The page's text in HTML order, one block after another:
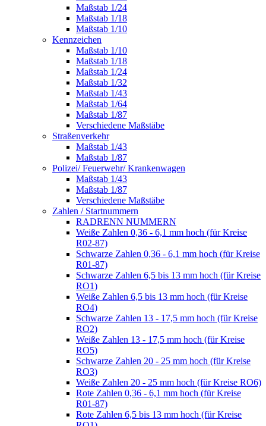
Maßstab 1/24
Maßstab 1/18
Maßstab 1/10
Kennzeichen
Maßstab 1/10
Maßstab 1/18
Maßstab 1/24
Maßstab 1/32
Maßstab 1/43
Maßstab 1/64
Maßstab 1/87
Verschiedene Maßstäbe
Straßenverkehr
Maßstab 1/43
Maßstab 1/87
Polizei/ Feuerwehr/ Krankenwagen
Maßstab 1/43
Maßstab 1/87
Verschiedene Maßstäbe
Zahlen / Startnummern
RADRENN NUMMERN
Weiße Zahlen 0,36 - 6,1 mm hoch (für Kreise
R02-87)
Schwarze Zahlen 0,36 - 6,1 mm hoch (für Kreise
R01-87)
Schwarze Zahlen 6,5 bis 13 mm hoch (für Kreise
RO1)
Weiße Zahlen 6,5 bis 13 mm hoch (für Kreise
RO4)
Schwarze Zahlen 13 - 17,5 mm hoch (für Kreise
RO2)
Weiße Zahlen 13 - 17,5 mm hoch (für Kreise
RO5)
Schwarze Zahlen 20 - 25 mm hoch (für Kreise
RO3)
Weiße Zahlen 20 - 25 mm hoch (für Kreise RO6)
Rote Zahlen 0,36 - 6,1 mm hoch (für Kreise
R01-87)
Rote Zahlen 6,5 bis 13 mm hoch (für Kreise